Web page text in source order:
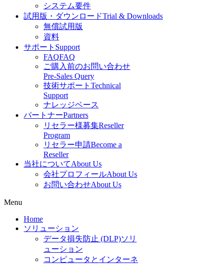
システム要件
試用版・ダウンロードTrial & Downloads
無償試用版
資料
サポート Support
FAQFAQ
ご購入前のお問い合わせ
Pre-Sales Query
技術サポート Technical
Support
ナレッジベース
パートナーPartners
リセラー様募集Reseller
Program
リセラー申請Become a
Reseller
当社についてAbout Us
会社プロフィールAbout Us
お問い合わせAbout Us
Menu
Home
ソリューション
データ損失防止 (DLP)ソリ
ューション
コンピュータとインターネ